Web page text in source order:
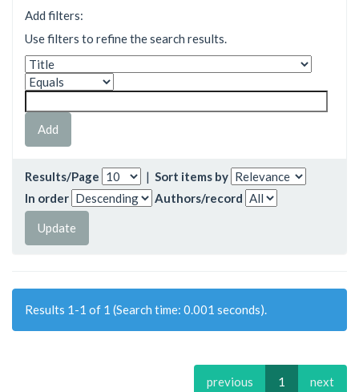
Add filters:
Use filters to refine the search results.
Results/Page | Sort items by
In order
Authors/record
Results 1-1 of 1 (Search time: 0.001 seconds).
previous 1 next